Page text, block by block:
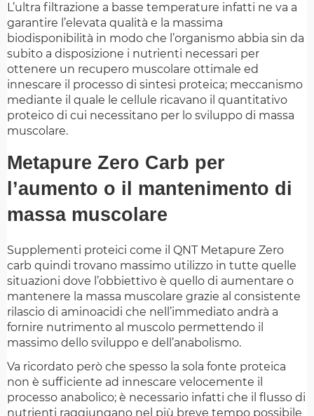
L’ultra filtrazione a basse temperature infatti ne va a
garantire l’elevata qualità e la massima
biodisponibilità in modo che l’organismo abbia sin da
subito a disposizione i nutrienti necessari per
ottenere un recupero muscolare ottimale ed
innescare il processo di sintesi proteica; meccanismo
mediante il quale le cellule ricavano il quantitativo
proteico di cui necessitano per lo sviluppo di massa
muscolare.
Metapure Zero Carb per
l’aumento o il mantenimento di
massa muscolare
Supplementi proteici come il QNT Metapure Zero
carb quindi trovano massimo utilizzo in tutte quelle
situazioni dove l’obbiettivo è quello di aumentare o
mantenere la massa muscolare grazie al consistente
rilascio di aminoacidi che nell’immediato andrà a
fornire nutrimento al muscolo permettendo il
massimo dello sviluppo e dell’anabolismo.
Va ricordato però che spesso la sola fonte proteica
non è sufficiente ad innescare velocemente il
processo anabolico; è necessario infatti che il flusso di
nutrienti raggiungano nel più breve tempo possibile